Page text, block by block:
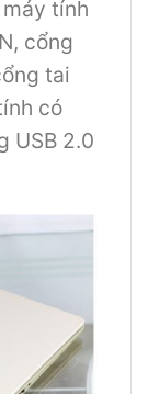
tính
cổng
tai
có
USB 2.0